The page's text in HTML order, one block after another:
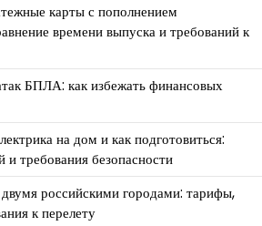
карты с пополнением
времени выпуска и требований к
БПЛА: как избежать финансовых
на дом и как подготовиться:
и требования безопасности
российскими городами: тарифы,
к перелету